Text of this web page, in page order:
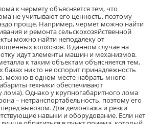
к чермету объясняется тем, что
не учитывают его ценность, поэтому
проще. Например, чермет можно найти
и ремонта сельскохозяйственной
можно найти неподалеку от
колхозов. В данном случае на
идут элементы машин и механизмов.
к таким объектам объясняется тем,
никто не оспорит принадлежность
можно в одном месте набрать много
техники обеспечивают
лома). Однако у крупногабаритного лома
– нетранспортабельность, поэтому его
вывозом. Для демонтажа и резки
навыки и оборудование. Если нет